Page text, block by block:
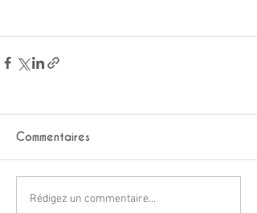
Commentaires
Rédigez un commentaire...